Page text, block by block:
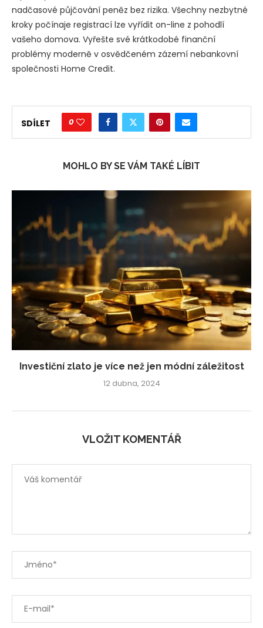
nadčasové půjčování peněz bez rizika. Všechny nezbytné
kroky počínaje registrací lze vyřídit on-line z pohodlí
vašeho domova. Vyřešte své krátkodobé finanční
problémy moderně v osvědčeném zázemí nebankovní
společnosti Home Credit.
SDÍLET 0
MOHLO BY SE VÁM TAKÉ LÍBIT
Investiční zlato je více než jen módní záležitost
12 dubna, 2024
VLOŽIT KOMENTÁŘ